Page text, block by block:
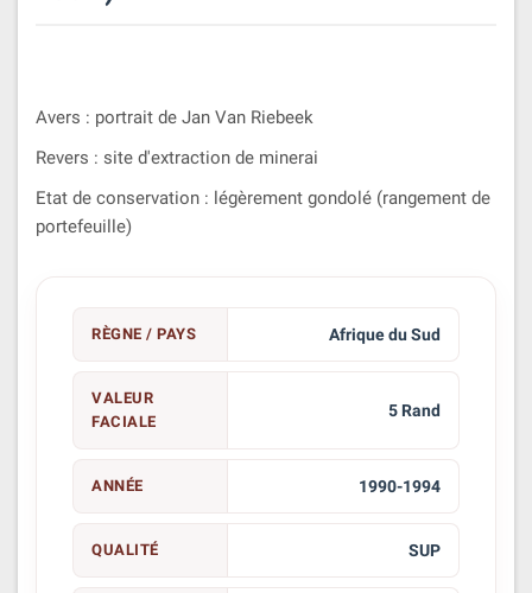
Avers : portrait de Jan Van Riebeek
Revers : site d'extraction de minerai
Etat de conservation : légèrement gondolé (rangement de
portefeuille)
RÈGNE / PAYS Afrique du Sud
VALEUR
FACIALE
5 Rand
ANNÉE 1990-1994
QUALITÉ SUP